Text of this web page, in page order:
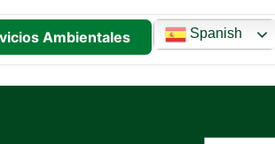
Ambientales Spanish